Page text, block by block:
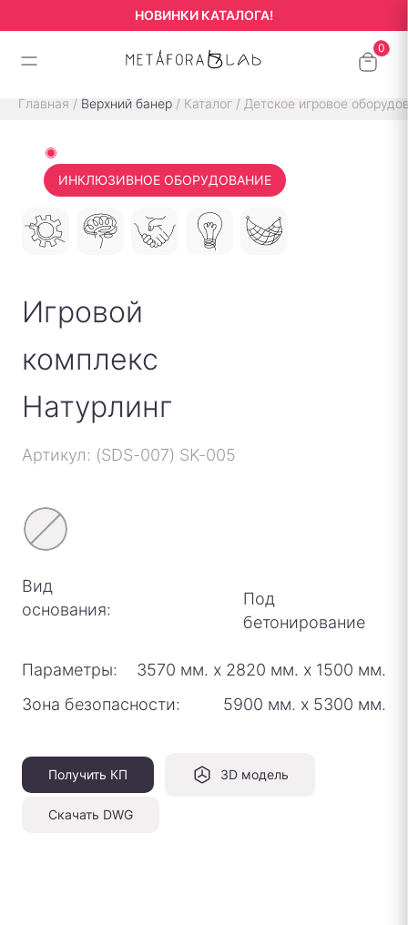
НОВИНКИ КАТАЛОГА!
Главная / Верхний банер / Каталог / Детское игровое
ИНКЛЮЗИВНОЕ ОБОРУДОВАНИЕ
Игровой
комплекс
Натурлинг
Артикул: (SDS-007) SK-005
Вид
основания:
Под
бетонирование
Параметры: 3570 мм. х 2820 мм. х 1500 мм.
Зона безопасности:
5900 мм. х 5300 мм.
Получить КП 3D модель
Скачать DWG